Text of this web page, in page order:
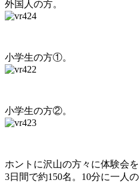
外国人の方。
小学生の方①。
小学生の方②。
ホントに沢山の方々に体験会
3日間で約150名。10分に一人